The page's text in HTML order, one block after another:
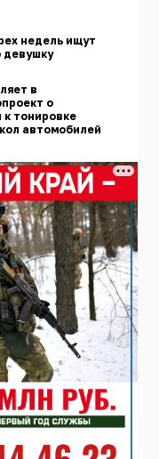
недель ищут
в
о
к тонировке
автомобилей